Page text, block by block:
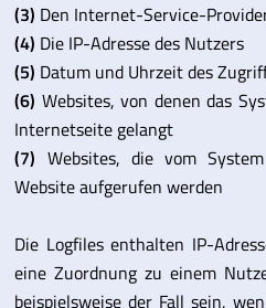
(3) Den Internet-Service-
(4) Die IP-Adresse des Nutzers
(5) Datum und Uhrzeit des
(6) Websites, von denen das
Internetseite gelangt
(7) Websites, die vom
Website aufgerufen werden
Die Logfiles enthalten IP-
eine Zuordnung zu einem
beispielsweise der Fall sein,